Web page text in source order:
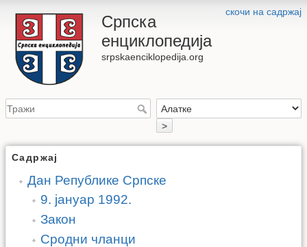
скочи на садржај
Српска
енциклопедија
srpskaenciklopedija.org
>
Садржај
Дан Републике Српске
9. јануар 1992.
Закон
Сродни чланци